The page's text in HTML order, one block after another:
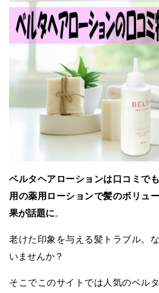
ベルタヘアローションは口コミで
用の薬用ローションで髪のボリュ
果が話題に。
老けた印象を与える髪トラブル。
いませんか？
そこでこのサイトでは人気のベル